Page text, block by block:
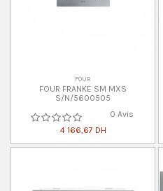
FOUR
FOUR FRANKE SM MXS
S/N/5600505
0 Avis
4 166,67 DH